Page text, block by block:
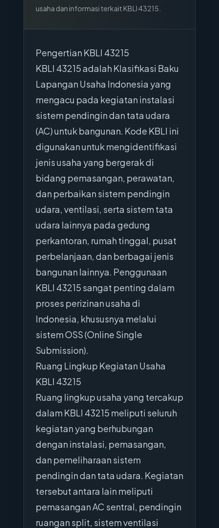
usaha dan informasi terkait KBLI43215
Pengertian KBLI 43215
KBLI 43215 adalah Klasifikasi Baku
Lapangan Usaha Indonesia yang
mengacu pada kegiatan instalasi
sistem pendingin dan tata udara
(AC) untuk bangunan. Kode KBLI ini
digunakan untuk mengidentifikasi
jenis usaha yang bergerak di
bidang pemasangan, perawatan,
dan perbaikan sistem pendingin
udara, ventilasi, serta sistem tata
udara lainnya pada gedung
perkantoran, rumah tinggal, pusat
perbelanjaan, dan berbagai jenis
bangunan lainnya. Penggunaan
KBLI 43215 sangat penting dalam
proses perizinan usaha di
Indonesia, khususnya melalui
sistem OSS (Online Single
Submission).
Ruang Lingkup Kegiatan Usaha
KBLI 43215
Ruang lingkup usaha yang tercakup
dalam KBLI 43215 meliputi seluruh
kegiatan yang berhubungan
dengan instalasi, pemasangan,
dan pemeliharaan sistem
pendingin dan tata udara. Kegiatan
tersebut antara lain meliputi
pemasangan AC sentral, pendingin
ruangan split, sistem ventilasi